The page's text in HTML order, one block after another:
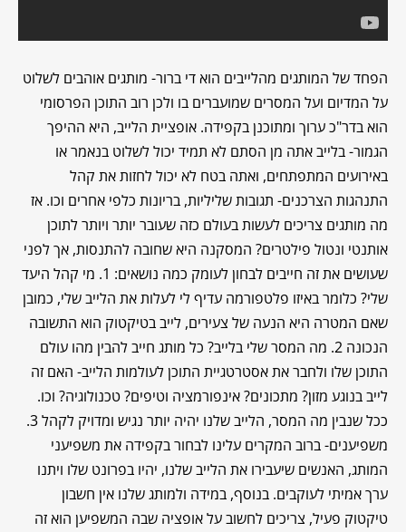
הפחד של המותגים מהלייבים הוא די ברור- מותגים אוהבים לשלוט
על המדיום ועל המסרים שמועברים בו ולכן רוב התוכן הפרסומי
הוא בדר"כ ערוך ומתוכנן בקפידה. אופציית הלייב, היא ההיפך
הגמור- בלייב אתה מן הסתם לא תמיד יכול לשלוט בנאמר או
באירועים המתפתחים, ואתה בטח לא יכול לחזות את קהל
התנהגות הצרכנים- תגובות שליליות, בריונות כלפי אחרים וכו. אז
מה מותגים צריכים לעשות בעולם כזה שעובר יותר ויותר לתוכן
אותנטי ונטול פילטרים? המסקנה היא שחובה להתנסות, אך לפני
שעושים את זה חייבים לבחון לעומק כמה נושאים: 1. מי קהל היעד
שלי? כלומר באיזו פלטפורמה עדיף לי לעלות את הלייב שלי, כמובן
שאם המטרה היא הנעה של צעירים, לייב בטיקטוק הוא התשובה
הנכונה 2. מה המסר שלי בלייב? כל מותג חייב להבין מהו עולם
התוכן שלו ולחבר את אסטרטגיית התוכן לעולמות הלייב- האם זה
לייב בנוגע מזון? מתכונים? אינפורמציה וטיפים? טכנולוגיה? וכו.
ככל שנבין מה המסר, הלייב שלנו יהיה יותר נגיש ומדויק לקהל 3.
משפיענים- ברוב המקרים עלינו לבחור בקפידה את משפיעני
המותג, האנשים שיעבירו את הלייב שלנו, יהיו בפרונט שלו ויתנו
ערך אמיתי לעוקבים. בנוסף, במידה ולמותג שלנו אין חשבון
טיקטוק פעיל, צריכים לחשוב על אופציה שבה המשפיען הוא זה